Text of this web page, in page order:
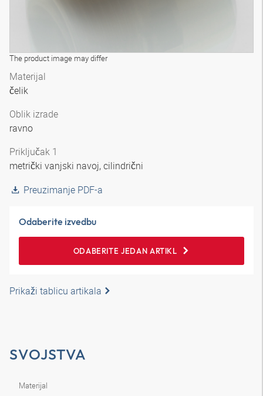
The product image may differ
Materijal
čelik
Oblik izrade
ravno
Priključak 1
metrički vanjski navoj, cilindrični
Preuzimanje PDF-a
Odaberite izvedbu
ODABERITE JEDAN ARTIKL
Prikaži tablicu artikala
SVOJSTVA
Materijal